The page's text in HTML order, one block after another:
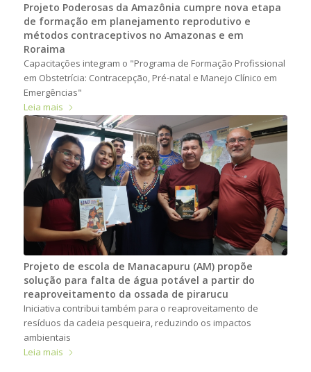
Projeto Poderosas da Amazônia cumpre nova etapa
de formação em planejamento reprodutivo e
métodos contraceptivos no Amazonas e em
Roraima
Capacitações integram o "Programa de Formação Profissional
em Obstetrícia: Contracepção, Pré-natal e Manejo Clínico em
Emergências"
Leia mais
Projeto de escola de Manacapuru (AM) propõe
solução para falta de água potável a partir do
reaproveitamento da ossada de pirarucu
Iniciativa contribui também para o reaproveitamento de
resíduos da cadeia pesqueira, reduzindo os impactos
ambientais
Leia mais